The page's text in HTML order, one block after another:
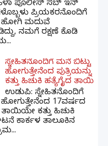
ಪೊಲೀಸ್​ ಸಬ್ ​ಇನ್​
ಪ್ರಿಯಕರನೊಂದಿಗೆ
ಹೋಗಿ ಮದುವೆ
ನಮಗೆ ರಕ್ಷಣೆ ಕೊಡಿ
ಸ್ನೇಹಿತನೊಂದಿಗೆ ಮನೆ ಬಿಟ್ಟು
ಹೋಗುತ್ತೇನೆಂದ ಪುತ್ರಿಯನ್ನು
ಕತ್ತು ಹಿಚುಕಿ ಹತ್ಯೆಗೈದ ತಾಯಿ
ಉಡುಪಿ: ಸ್ನೇಹಿತನೊಂದಿಗೆ
17ವರ್ಷದ
ತಾಯಿಯೇ ಕತ್ತು ಹಿಚುಕಿ
ಕಾರ್ಕಳ ತಾಲೂಕಿನ